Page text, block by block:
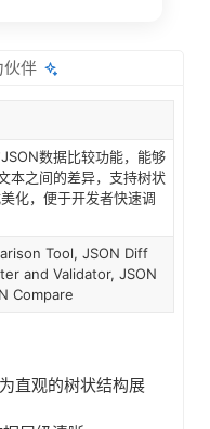
伙伴
数据比较功能，能够
本之间的差异，支持树状
化，便于开发者快速调
Tool, JSON Diff
and Validator, JSON
Compare
直观的树状结构展